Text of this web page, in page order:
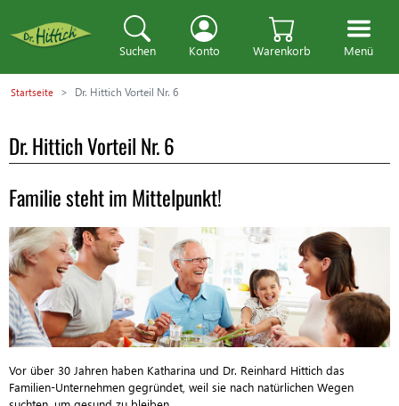
Suchen Konto Warenkorb Menü
Startseite Dr. Hittich Vorteil Nr. 6
Dr. Hittich Vorteil Nr. 6
Familie steht im Mittelpunkt!
Vor über 30 Jahren haben Katharina und Dr. Reinhard Hittich das
Familien-Unternehmen gegründet, weil sie nach natürlichen Wegen